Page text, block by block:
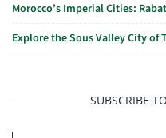
Morocco’s Imperial Cities: Rabat
Explore the Sous Valley City of
SUBSCRIBE